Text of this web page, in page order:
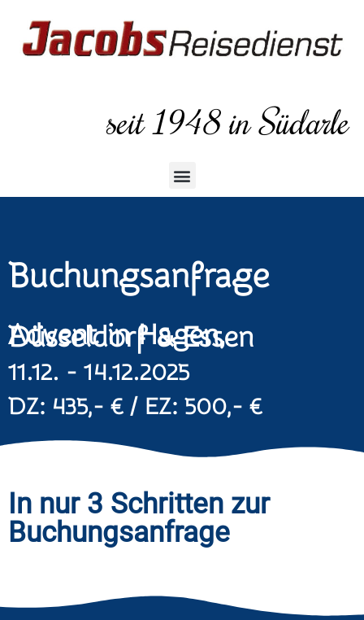
seit 1948 in Südarle
Buchungsanfrage
Advent in Hagen,
Düsseldorf & Essen
11.12. - 14.12.2025
DZ: 435,- € / EZ: 500,- €
In nur 3 Schritten zur
Buchungsanfrage